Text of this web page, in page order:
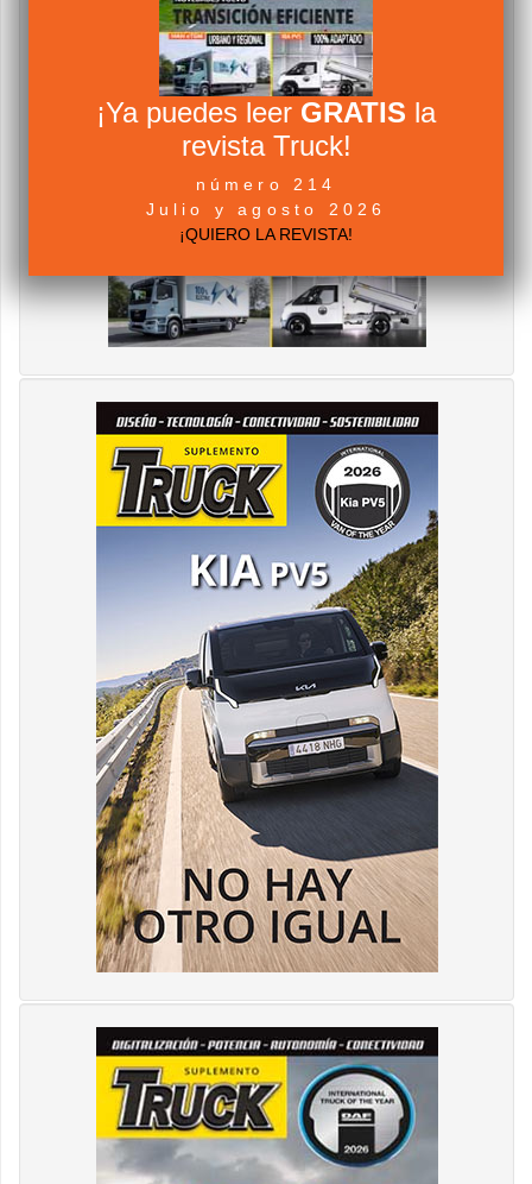
¡Ya puedes leer GRATIS la
revista Truck!
número 214
Julio y agosto 2026
¡QUIERO LA REVISTA!